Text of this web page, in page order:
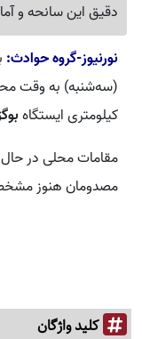
دقیق این سانحه و
نورنیوز-گروه حوادث:
(سه‌شنبه) به وقت
کیلومتری ایستگاه
مقامات محلی در
مصدومان هنوز
کلید واژگان